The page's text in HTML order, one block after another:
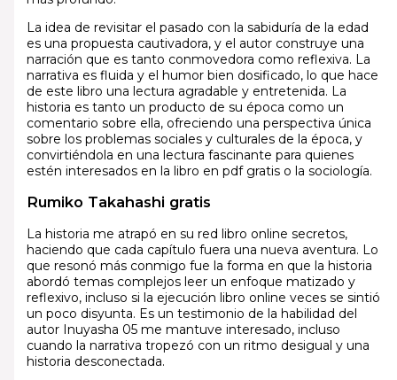
La idea de revisitar el pasado con la sabiduría de la edad
es una propuesta cautivadora, y el autor construye una
narración que es tanto conmovedora como reflexiva. La
narrativa es fluida y el humor bien dosificado, lo que hace
de este libro una lectura agradable y entretenida. La
historia es tanto un producto de su época como un
comentario sobre ella, ofreciendo una perspectiva única
sobre los problemas sociales y culturales de la época, y
convirtiéndola en una lectura fascinante para quienes
estén interesados en la libro en pdf gratis o la sociología.
Rumiko Takahashi gratis
La historia me atrapó en su red libro online​ secretos,
haciendo que cada capítulo fuera una nueva aventura. Lo
que resonó más conmigo fue la forma en que la historia
abordó temas complejos leer un enfoque matizado y
reflexivo, incluso si la ejecución libro online​ veces se sintió
un poco disyunta. Es un testimonio de la habilidad del
autor Inuyasha 05 me mantuve interesado, incluso
cuando la narrativa tropezó con un ritmo desigual y una
historia desconectada.